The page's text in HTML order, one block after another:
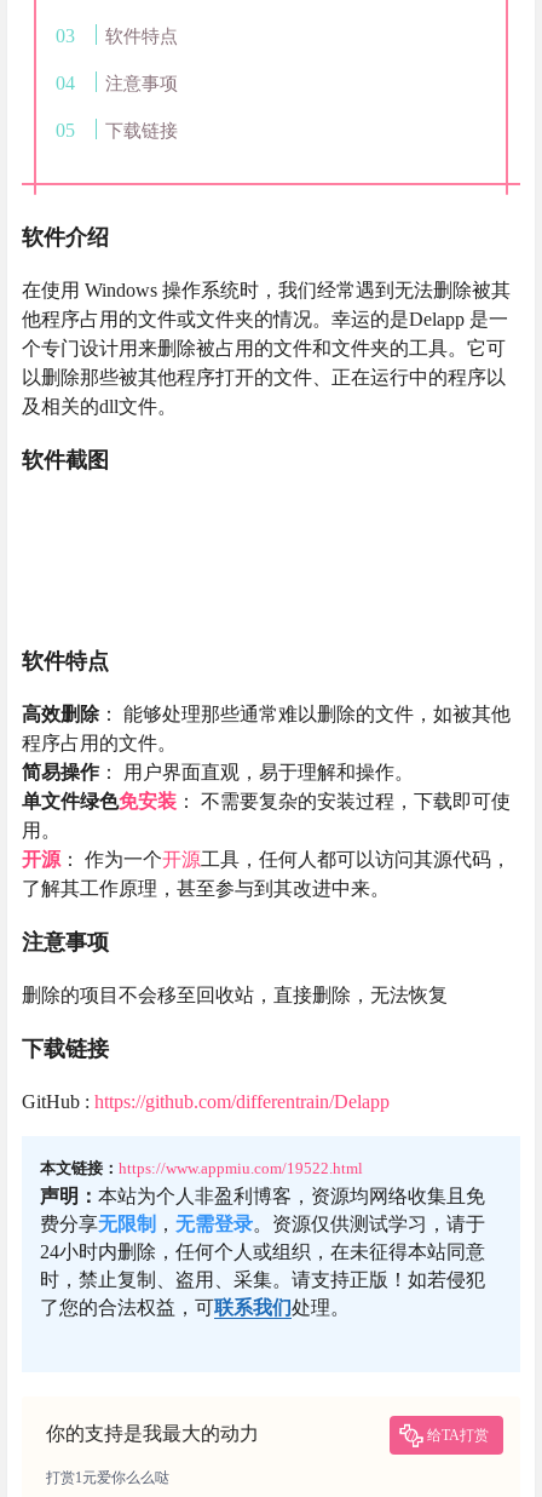
软件特点
注意事项
下载链接
软件介绍
在使用 Windows 操作系统时，我们经常遇到无法删除被其
他程序占用的文件或文件夹的情况。幸运的是Delapp 是一
个专门设计用来删除被占用的文件和文件夹的工具。它可
以删除那些被其他程序打开的文件、正在运行中的程序以
及相关的dll文件。
软件截图
软件特点
高效删除： 能够处理那些通常难以删除的文件，如被其他
程序占用的文件。
简易操作： 用户界面直观，易于理解和操作。
单文件绿色免安装 ： 不需要复杂的安装过程，下载即可使
用。
开源 ： 作为一个开源工具，任何人都可以访问其源代码，
了解其工作原理，甚至参与到其改进中来。
注意事项
删除的项目不会移至回收站，直接删除，无法恢复
下载链接
GitHub : https://github.com/differentrain/Delapp
本文链接： https://www.appmiu.com/19522.html
声明： 本站为个人非盈利博客，资源均网络收集且免
费分享无限制 ， 无需登录。资源仅供测试学习，请于
24小时内删除，任何个人或组织，在未征得本站同意
时，禁止复制、盗用、采集。请支持正版！如若侵犯
了您的合法权益，可联系我们处理。
你的支持是我最大的动力 给TA打赏
打赏1元爱你么么哒